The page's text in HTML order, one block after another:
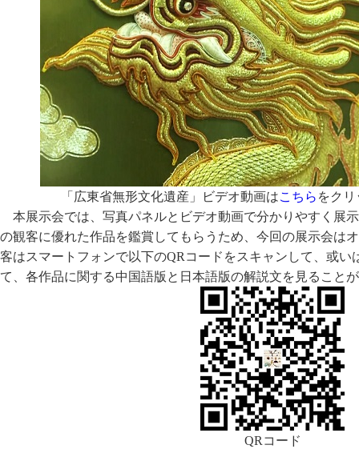
「広東省無形文化遺産」ビデオ動画はこちら をク
本展示会では、写真パネルとビデオ動画で分かりやすく展
の観客に優れた作品を鑑賞してもらうため、今回の展示会は
客はスマートフォンで以下のQRコードをスキャンして、或い
て、各作品に関する中国語版と日本語版の解説文を見ること
QRコード